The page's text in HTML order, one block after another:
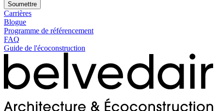
Soumettre
Carrières
Blogue
Programme de référencement
FAQ
Guide de l'écoconstruction